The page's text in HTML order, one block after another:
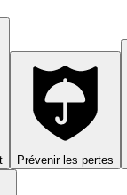
Prévenir les pertes